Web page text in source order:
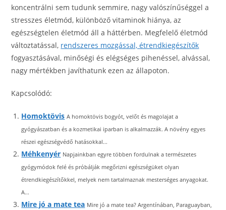
koncentrálni sem tudunk semmire, nagy valószínűséggel a
stresszes életmód, különböző vitaminok hiánya, az
egészségtelen életmód áll a háttérben. Megfelelő életmód
változtatással, rendszeres mozgással, étrendkiegészítők
fogyasztásával, minőségi és elégséges pihenéssel, alvással,
nagy mértékben javíthatunk ezen az állapoton.
Kapcsolódó:
Homoktövis A homoktövis bogyót, velőt és magolajat a
gyógyászatban és a kozmetikai iparban is alkalmazzák. A növény egyes
részei egészségvédő hatásokkal...
Méhkenyér Napjainkban egyre többen fordulnak a természetes
gyógymódok felé és próbálják megőrizni egészségüket olyan
étrendkiegészítőkkel, melyek nem tartalmaznak mesterséges anyagokat.
A...
Mire jó a mate tea Mire jó a mate tea? Argentínában, Paraguayban,